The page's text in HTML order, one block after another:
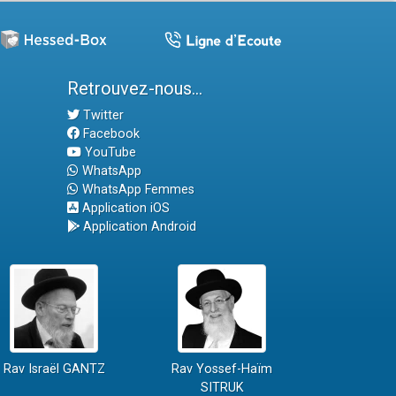
Retrouvez-nous...
Twitter
Facebook
YouTube
WhatsApp
WhatsApp Femmes
Application iOS
Application Android
Rav Israël GANTZ
Rav Yossef-Haïm
SITRUK